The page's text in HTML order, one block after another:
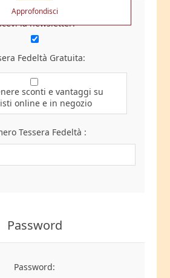
la newsletter:
Fedeltà Gratuita:
sconti e vantaggi su
online e in negozio
Tessera Fedeltà :
Password
Password:
Approfondisci